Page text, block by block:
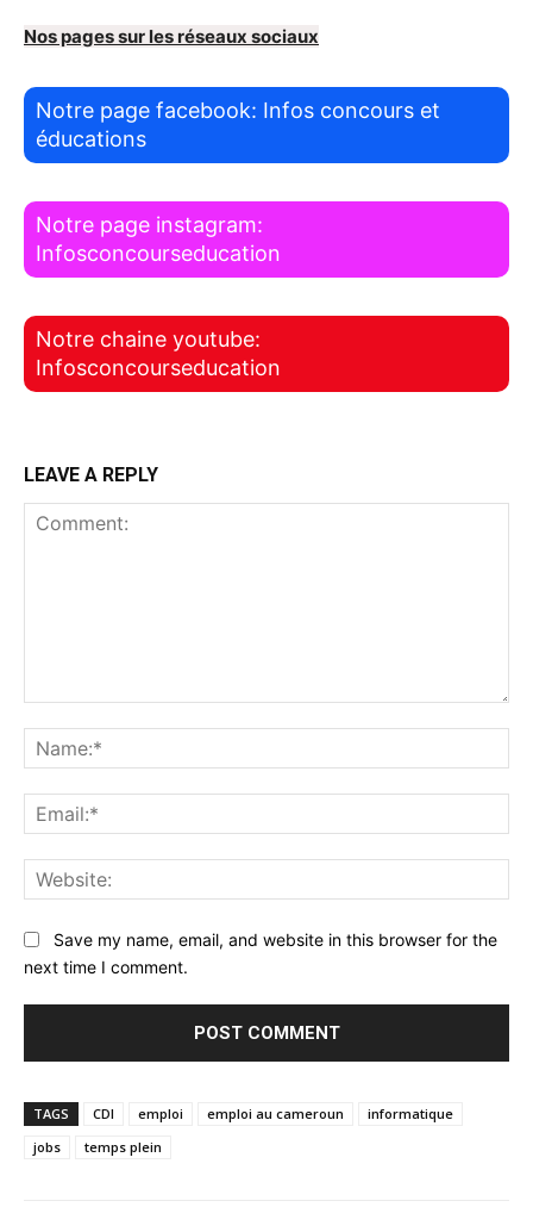
Nos pages sur les réseaux sociaux
Notre page facebook: Infos concours et
éducations
Notre page instagram:
Infosconcourseducation
Notre chaine youtube:
Infosconcourseducation
LEAVE A REPLY
Save my name, email, and website in this browser for the
next time I comment.
TAGS CDI emploi emploi au cameroun
informatique
jobs
temps plein